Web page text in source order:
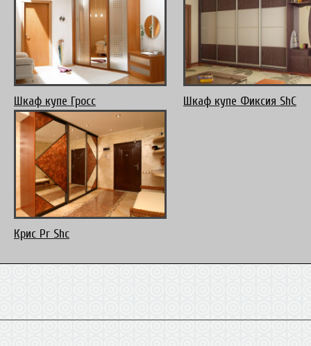
Шкаф купе Гросс Шкаф купе Фиксия ShC
Крис Pr Shc